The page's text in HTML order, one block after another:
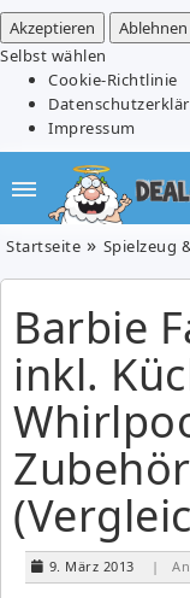
Akzeptieren
Ablehnen
Selbst wählen
Cookie-Richtlinie
Impressum
Startseite Spielzeug
Barbie
inkl.
9. März 2013 |